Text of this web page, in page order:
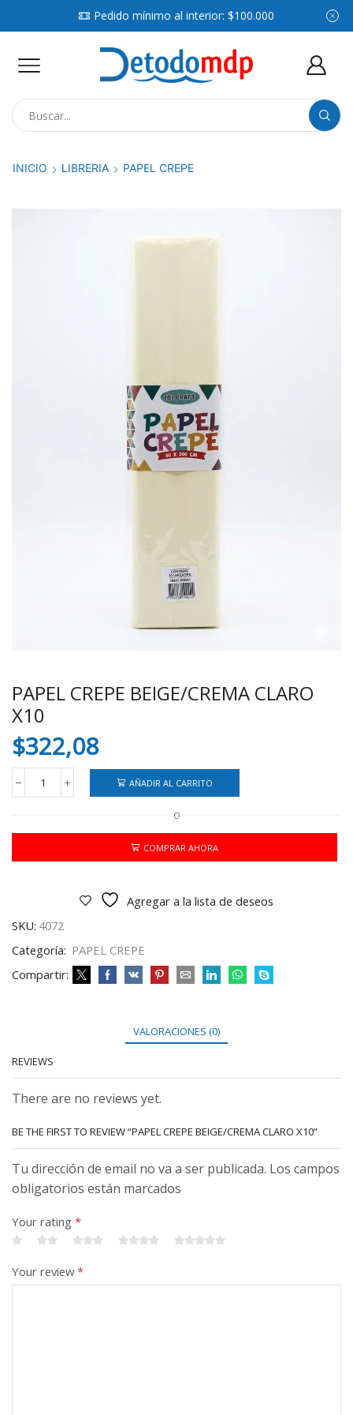
Consultá por compras mayoristas WhatsApp
INICIO LIBRERIA PAPEL CREPE
PAPEL CREPE BEIGE/CREMA CLARO
X10
$322,08
PAPEL
CLARO
cantidad
AÑADIR AL CARRITO
O
COMPRAR AHORA
Agregar a la lista de deseos
SKU: 4072
Categoría: PAPEL CREPE
Compartir:
VALORACIONES (0)
REVIEWS
There are no reviews yet.
BE THE FIRST TO REVIEW “PAPEL CREPE BEIGE/CREMA CLARO X10”
Tu dirección de email no va a ser publicada. Los campos
obligatorios están marcados
Your rating *
Your review*